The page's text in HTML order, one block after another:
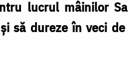
lucrul mâinilor
să dureze în veci